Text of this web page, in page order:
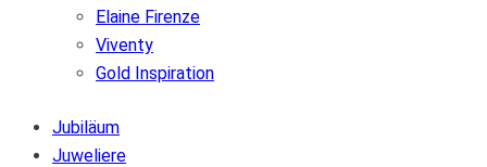
Elaine Firenze
Viventy
Gold Inspiration
Jubiläum
Juweliere